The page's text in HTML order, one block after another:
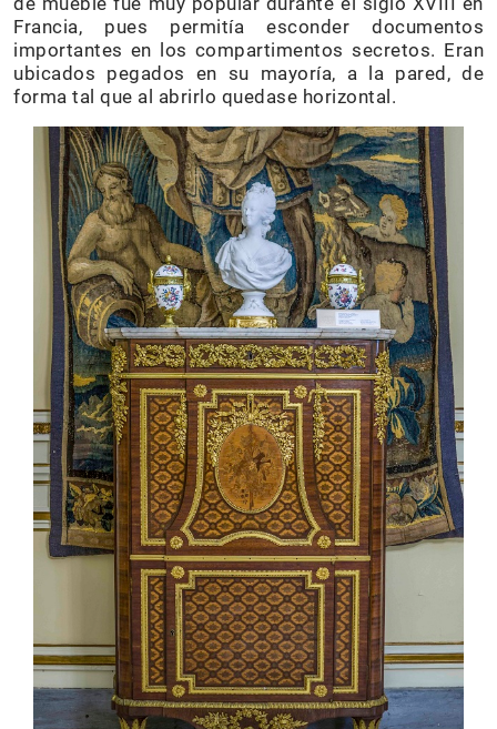
Francia, pues permitía esconder documentos
importantes en los compartimentos secretos. Eran
ubicados pegados en su mayoría, a la pared, de
forma tal que al abrirlo quedase horizontal.